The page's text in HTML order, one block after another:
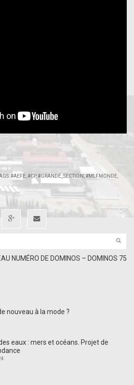
#AEFE #CP,#GRANDE_SECTION #MLFMONDE
NUMÉRO DE DOMINOS – DOMINOS 75
nouveau à la mode ?
eaux : mers et océans. Projet de